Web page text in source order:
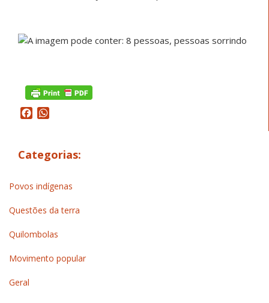
Facebook
Categorias:
Povos indígenas
Questões da terra
Quilombolas
Movimento popular
Geral